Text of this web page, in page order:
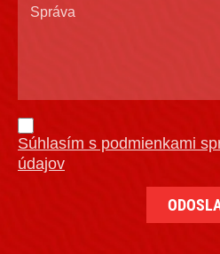
Súhlasím s podmienkami
údajov